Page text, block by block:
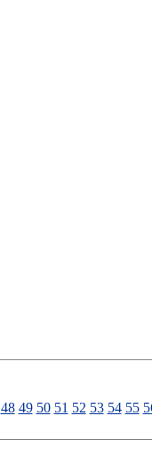
48 49 50 51 52 53 54 55